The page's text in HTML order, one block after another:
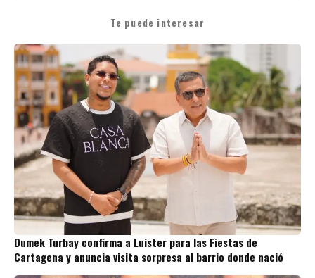
Te puede interesar
Dumek Turbay confirma a Luister para las Fiestas de
Cartagena y anuncia visita sorpresa al barrio donde nació